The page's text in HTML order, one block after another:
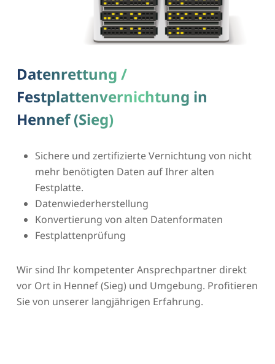
Datenrettung /
Festplattenvernichtung in
Hennef (Sieg)
Sichere und zertifizierte Vernichtung von nicht
mehr benötigten Daten auf Ihrer alten
Festplatte.
Datenwiederherstellung
Konvertierung von alten Datenformaten
Festplattenprüfung
Wir sind Ihr kompetenter Ansprechpartner direkt
vor Ort in Hennef (Sieg) und Umgebung. Profitieren
Sie von unserer langjährigen Erfahrung.